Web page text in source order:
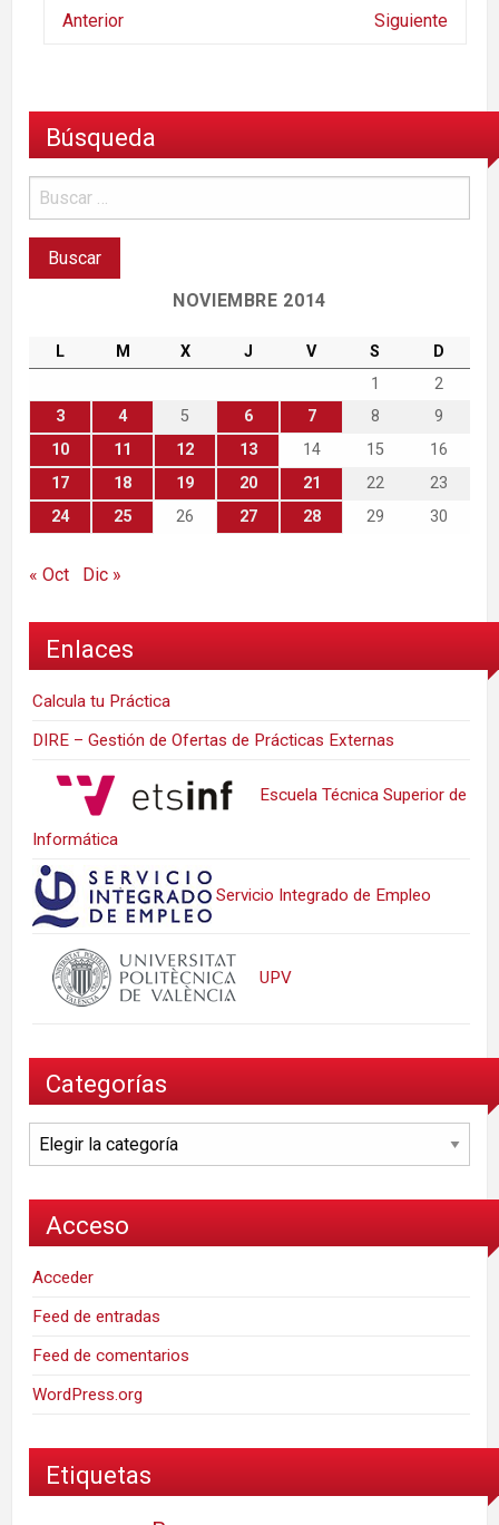
Anterior Siguiente
Búsqueda
NOVIEMBRE 2014
L M X J V S
D
1
2
3
4 5 6 7 8
9
10
11 12 13 14 15
16
17
18 19 20 21 22
23
24
25 26 27 28 29 30
« Oct Dic »
Enlaces
Calcula tu Práctica
DIRE – Gestión de Ofertas de Prácticas Externas
Escuela Técnica Superior de
Informática
Servicio Integrado de Empleo
UPV
Categorías
Categorías
Acceso
Acceder
Feed de entradas
Feed de comentarios
WordPress.org
Etiquetas